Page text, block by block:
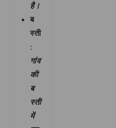
है।
ब
स्ती
:
गांव
की
ब
स्ती
में